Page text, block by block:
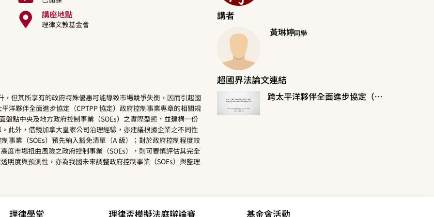
講座地點
理律文教基金會
但其所享有的政府特殊優惠可能導致市場競爭失衡，因而引起國
洋夥伴全面進步協定（CPTPP 協定）政府控制事業專章的相關規
盤點中央及地方政府控制事業（SOEs）之實際型態，並建構一份
此外，借鏡加拿大皇家公司治理經驗，亦建議根據企業之不同性
事業（SOEs）預先納入豁免清單（A 級）；對於政府控制程度較
度市場扭曲風險之政府控制事業（SOEs），則可審慎評估其完全
明度與預測性，亦為我國未來調整政府控制事業（SOEs）與監理
講者
黃琳婷同學
超國界法論文連結
跨太平洋夥伴全面進步協定（CPTPP協定）政府控制事業專章對臺灣影響及發展之研究
理律學堂 理律盃模擬法庭辯論賽 基金會活動